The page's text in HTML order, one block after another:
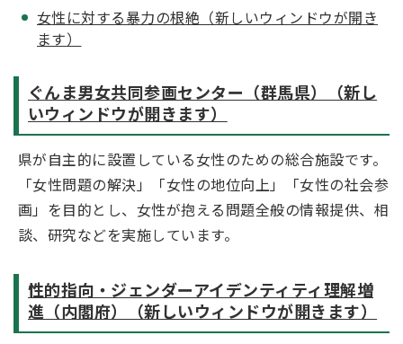
女性に対する暴力の根絶（新しいウィンドウが開き
ます）
ぐんま男女共同参画センター（群馬県）（新し
いウィンドウが開きます）
県が自主的に設置している女性のための総合施設です。
「女性問題の解決」「女性の地位向上」「女性の社会参
画」を目的とし、女性が抱える問題全般の情報提供、相
談、研究などを実施しています。
性的指向・ジェンダーアイデンティティ理解増
進（内閣府）（新しいウィンドウが開きます）